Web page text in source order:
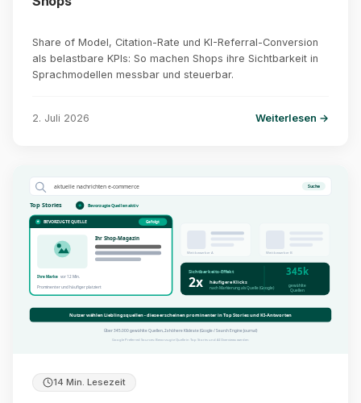
Share of Model, Citation-Rate und KI-Referral-Conversion
als belastbare KPIs: So machen Shops ihre Sichtbarkeit in
Sprachmodellen messbar und steuerbar.
2. Juli 2026 Weiterlesen →
aktuelle nachrichten e-commerce Suche
Top Stories Bevorzugte Quellen aktiv
BEVORZUGTE QUELLE Gefolgt
Ihr Shop-Magazin
Ihre Marke vor 12 Min.
Prominenter und häufiger platziert
Wettbewerber A Wettbewerber B
Sichtbarkeits-Effekt
2x häufigere Klicks
nach Markierung als Quelle (Google)
345k
gewählte
Quellen
Nutzer wählen Lieblingsquellen - diese erscheinen prominenter in Top Stories und KI-Antworten
Über 345.000 gewählte Quellen, 2x höhere Klickrate (Google / Search Engine Journal)
Google Preferred Sources: Bevorzugte Quelle in Top Stories und AI Overviews werden
14 Min. Lesezeit